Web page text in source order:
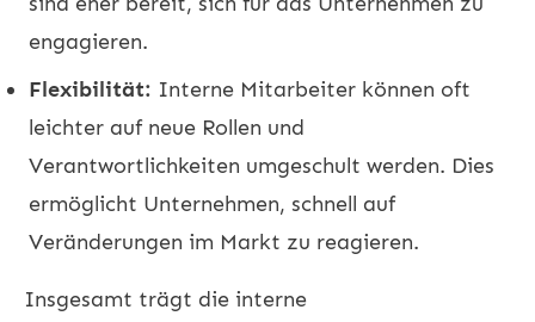
engagieren.
Flexibilität: Interne Mitarbeiter können oft
leichter auf neue Rollen und
Verantwortlichkeiten umgeschult werden. Dies
ermöglicht Unternehmen, schnell auf
Veränderungen im Markt zu reagieren.
Insgesamt trägt die interne